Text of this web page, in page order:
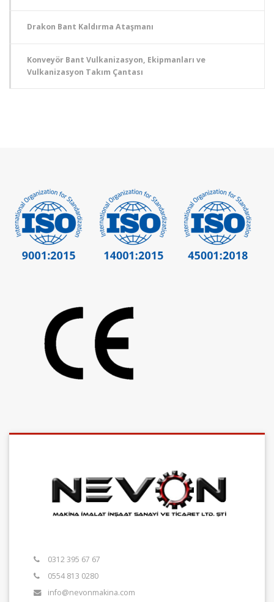
Drakon Bant Kaldırma Ataşmanı
Konveyör Bant Vulkanizasyon, Ekipmanları ve
Vulkanizasyon Takım Çantası
0312 395 67 67
0554 813 0280
info@nevonmakina.com